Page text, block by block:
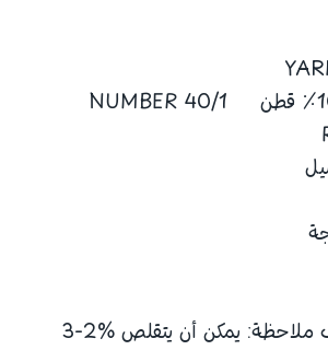
الجودة: ٪100٪ قطن 40/1 NUMBER
ملاحظة: يمكن أن يتقلص %2-3